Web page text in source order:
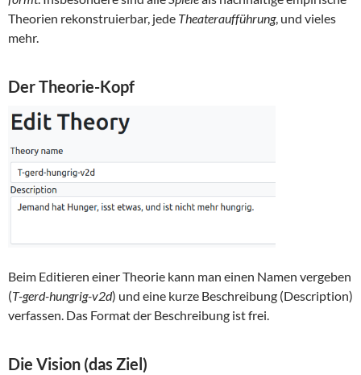
Theorien rekonstruierbar, jede Theateraufführung, und vieles
mehr.
Der Theorie-Kopf
Beim Editieren einer Theorie kann man einen Namen vergeben
(T-gerd-hungrig-v2d) und eine kurze Beschreibung (Description)
verfassen. Das Format der Beschreibung ist frei.
Die Vision (das Ziel)